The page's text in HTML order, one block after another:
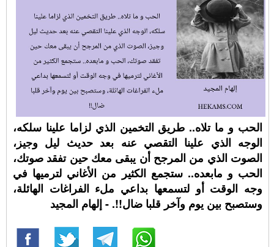
الحب و ما تلاه.. طريق التخمين الذي لزاما علينا سلكه،
الوجه الذي علينا التقصي عنه بعد حديث ليل وجيز،
الصوت الذي من المرجح أن يبقى معك حين تفقد صوتك،
الحب و مابعده.. ستجمع الكثير من الأغاني لترميها في
وجه الوقت أو لتسمعها بداعي ملء الفراغات الهائلة،
وستصبح بين يوم وآخر قلبا ضال!!. - إلهام المجيد